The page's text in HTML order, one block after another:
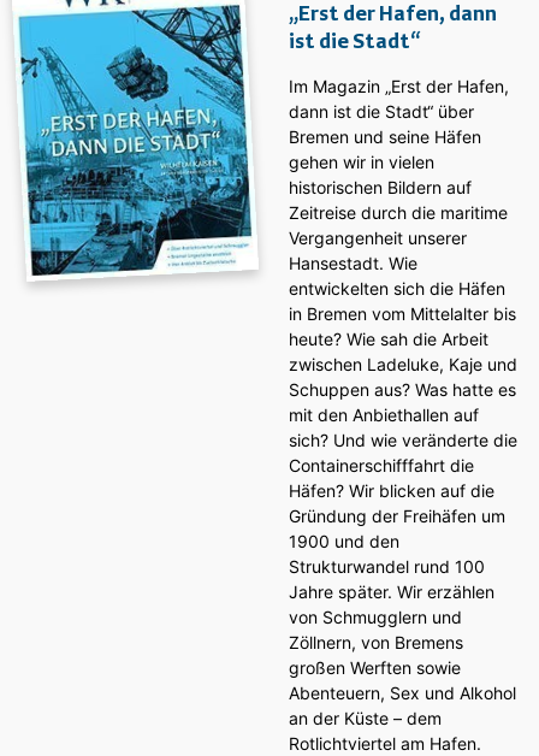
„Erst der Hafen, dann
ist die Stadt“
Im Magazin „Erst der Hafen,
dann ist die Stadt“ über
Bremen und seine Häfen
gehen wir in vielen
historischen Bildern auf
Zeitreise durch die maritime
Vergangenheit unserer
Hansestadt. Wie
entwickelten sich die Häfen
in Bremen vom Mittelalter bis
heute? Wie sah die Arbeit
zwischen Ladeluke, Kaje und
Schuppen aus? Was hatte es
mit den Anbiethallen auf
sich? Und wie veränderte die
Containerschifffahrt die
Häfen? Wir blicken auf die
Gründung der Freihäfen um
1900 und den
Strukturwandel rund 100
Jahre später. Wir erzählen
von Schmugglern und
Zöllnern, von Bremens
großen Werften sowie
Abenteuern, Sex und Alkohol
an der Küste – dem
Rotlichtviertel am Hafen.